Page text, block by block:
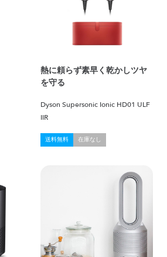
熱に頼らず素早く乾かしツヤ
を守る
Dyson Supersonic Ionic HD01 ULF
IIR
送料無料 在庫なし